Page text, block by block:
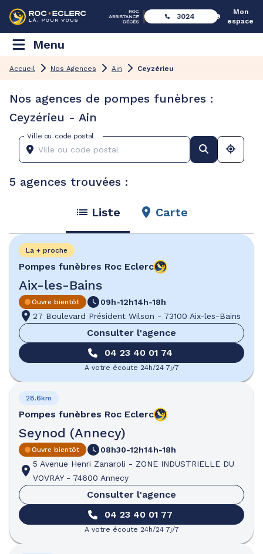
3024
Mon
espace
Menu
Accueil Nos Agences Ain Ceyzérieu
Nos agences de pompes funèbres :
Ceyzérieu - Ain
Ville ou code postal
5 agences trouvées :
Liste Carte
Pompes funèbres Roc Eclerc
Aix-les-Bains
La + proche
Ouvre bientôt 09h-12h14h-18h
27 Boulevard Président Wilson - 73100 Aix-les-Bains
Consulter l'agence
04 23 40 01 74
A votre écoute 24h/24 7j/7
Pompes funèbres Roc Eclerc
Seynod (Annecy)
28.6km
Ouvre bientôt 08h30-12h14h-18h
5 Avenue Henri Zanaroli - ZONE INDUSTRIELLE DU
VOVRAY- 74600 Annecy
Consulter l'agence
04 23 40 01 77
A votre écoute 24h/24 7j/7